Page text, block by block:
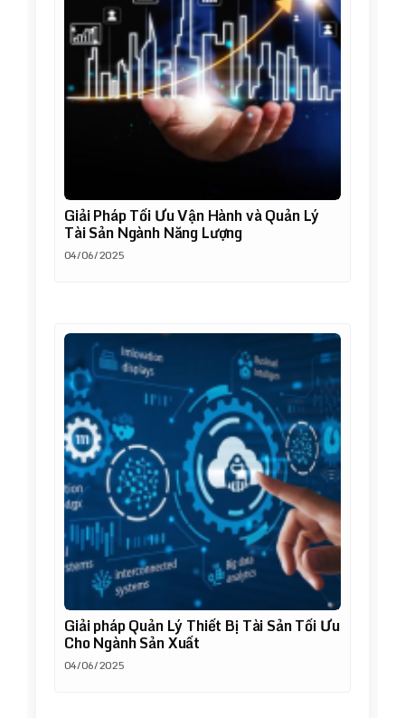
Giải Pháp Tối Ưu Vận Hành và Quản Lý
Tài Sản Ngành Năng Lượng
04/06/2025
Giải pháp Quản Lý Thiết Bị Tài Sản Tối Ưu
Cho Ngành Sản Xuất
04/06/2025